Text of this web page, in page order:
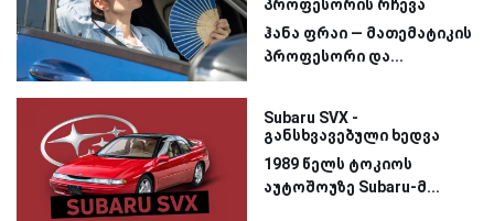
პროფესორის რჩევა
ჰანა ფრაი — მათემატიკის
პროფესორი და...
Subaru SVX -
განსხვავებული ხედვა
1989 წელს ტოკიოს
აუტოშოუზე Subaru-მ...